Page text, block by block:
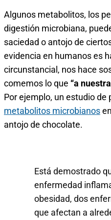
Algunos metabolitos, los
digestión microbiana,
saciedad o antojo de
evidencia en humanos es
circunstancial, nos hace
comemos lo que “a
Por ejemplo, un estudio de
metabolitos microbianos
antojo de chocolate.
Está demostrado
enfermedad
obesidad, dos
que afectan a